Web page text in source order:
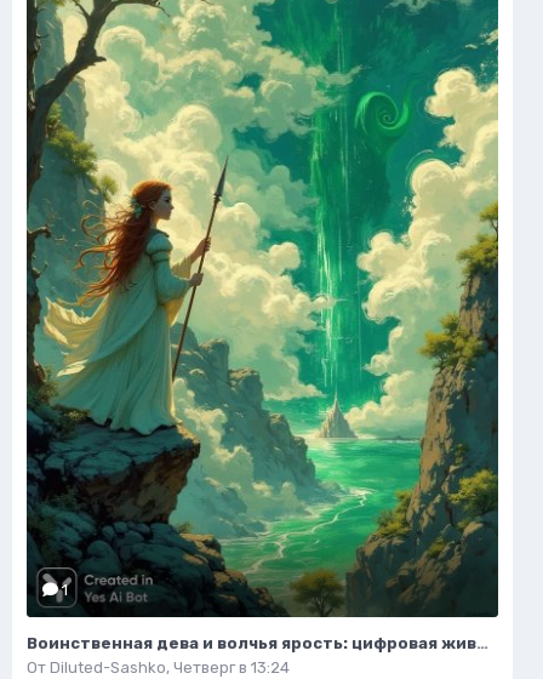
1
Воинственная дева и волчья ярость: цифровая живопись в стиле Дона Херцфельдта. Нейросеть Flux
От Diluted-Sashko, Четверг в 13:24